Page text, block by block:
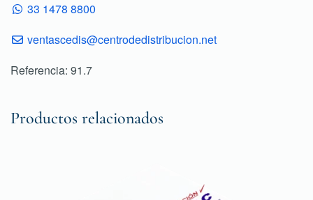
33 1478 8800
ventascedis@centrodedistribucion.net
Referencia: 91.7
Productos relacionados